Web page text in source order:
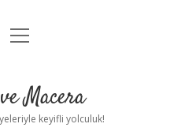
Anasayfa
Uyarı
menüyü
Macera
keyifli yolculuk!